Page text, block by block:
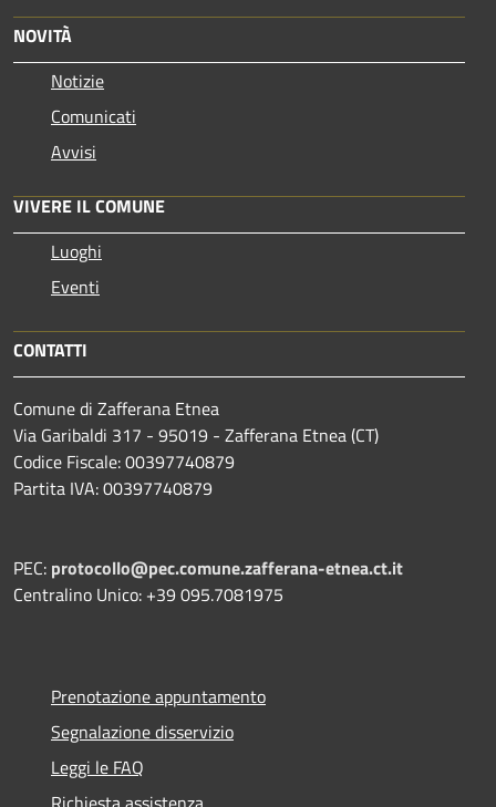
NOVITÀ
Notizie
Comunicati
Avvisi
VIVERE IL COMUNE
Luoghi
Eventi
CONTATTI
Comune di Zafferana Etnea
Via Garibaldi 317 - 95019 - Zafferana Etnea (CT)
Codice Fiscale: 00397740879
Partita IVA: 00397740879
PEC: protocollo@pec.comune.zafferana-etnea.ct.it
Centralino Unico: +39 095.7081975
Prenotazione appuntamento
Segnalazione disservizio
Leggi le FAQ